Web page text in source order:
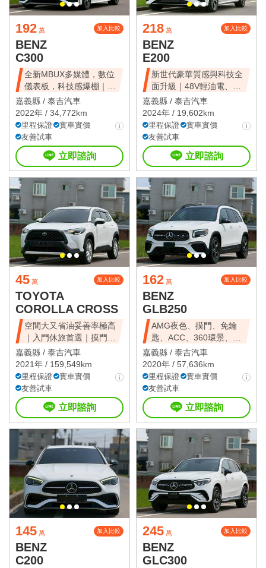
192 萬 加入比較
BENZ
C300
全新MBUX多媒體，數位
儀表板，科技感爆棚｜不
用200萬
嘉義縣 / 泰吉汽車
2022年 / 34,772km
里程保證
實車實價
友善試車
立即諮詢
218 萬 加入比較
BENZ
E200
新世代豪華質感與科技全
面升級｜48V輕油電、摸
門、免鑰匙
嘉義縣 / 泰吉汽車
2024年 / 19,602km
里程保證
實車實價
友善試車
立即諮詢
45 萬 加入比較
TOYOTA
COROLLA CROSS
空間大又省油妥善率極高
｜入門休旅首選｜摸門解
鎖、免鑰匙啟動
嘉義縣 / 泰吉汽車
2021年 / 159,549km
里程保證
實車實價
友善試車
立即諮詢
162 萬 加入比較
BENZ
GLB250
AMG夜色、摸門、免鑰
匙、ACC、360環景、前
後雷達、倒車
嘉義縣 / 泰吉汽車
2020年 / 57,636km
里程保證
實車實價
友善試車
立即諮詢
145 萬 加入比較
BENZ
C200
245 萬 加入比較
BENZ
GLC300